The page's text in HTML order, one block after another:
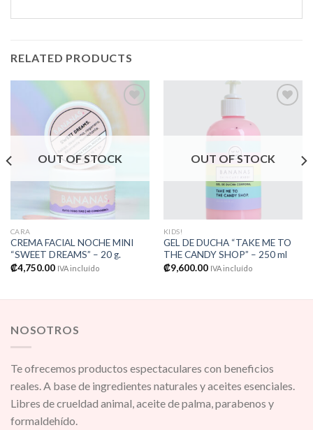
RELATED PRODUCTS
lista de
OUT OF STOCK
CARA
CREMA FACIAL NOCHE MINI
“SWEET DREAMS” – 20 g.
₡4,750.00 IVA incluído
lista de
OUT OF STOCK
KIDS!
GEL DE DUCHA “TAKE ME TO
THE CANDY SHOP” – 250 ml
₡9,600.00 IVA incluído
NOSOTROS
Te ofrecemos productos espectaculares con beneficios
reales. A base de ingredientes naturales y aceites esenciales.
Libres de crueldad animal, aceite de palma, parabenos y
formaldehído.